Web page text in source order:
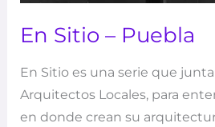
En Sitio – Puebla
En Sitio es una serie que
Arquitectos Locales, para
en donde crean su